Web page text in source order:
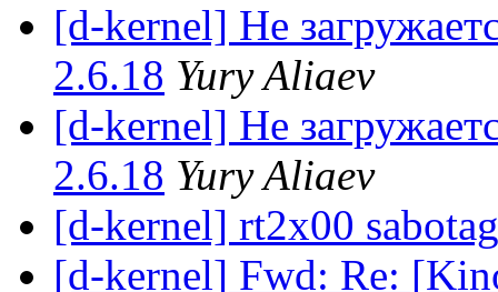
[d-kernel] Не
2.6.18 Yury Aliaev
[d-kernel] Не
2.6.18 Yury Aliaev
[d-kernel] rt2x00
[d-kernel] Fwd: Re: